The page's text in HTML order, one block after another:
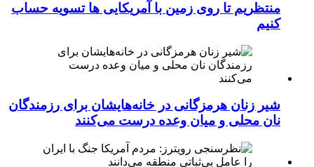
منتظریم تا روی زمین با آمریکایی ها تسویه حساب
کنیم
شیر زنان هرمزگانی در خانه‌هایشان برای رزمندگان
نان محلی و میان وعده درست می‌کنند